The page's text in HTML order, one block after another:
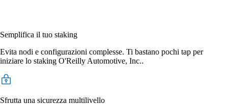
Semplifica il tuo staking
Evita nodi e configurazioni complesse. Ti bastano pochi tap per
iniziare lo staking O'Reilly Automotive, Inc..
Sfrutta una sicurezza multilivello